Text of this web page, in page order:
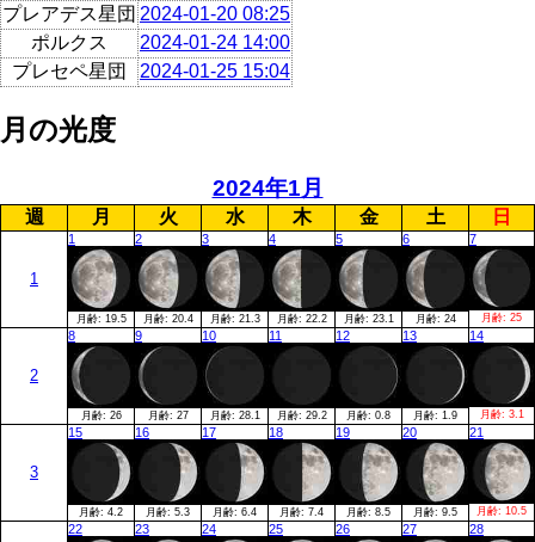
プレアデス星団 2024-01-20 08:25
ポルクス
2024-01-24 14:00
プレセペ星団
2024-01-25 15:04
月の光度
2024年1月
週 月 火 水 木 金 土 日
1
1
月齢: 19.5
2
月齢: 20.4
3
月齢: 21.3
4
月齢: 22.2
5
月齢: 23.1
6
月齢: 24
7
月齢: 25
2
8
月齢: 26
9
月齢: 27
10
月齢: 28.1
11
月齢: 29.2
12
月齢: 0.8
13
月齢: 1.9
14
月齢: 3.1
3
15
月齢: 4.2
16
月齢: 5.3
17
月齢: 6.4
18
月齢: 7.4
19
月齢: 8.5
20
月齢: 9.5
21
月齢: 10.5
22 23 24 25 26 27 28